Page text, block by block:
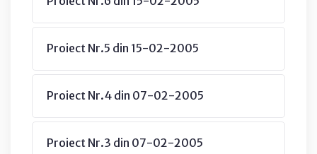
Proiect Nr.5 din 15-02-2005
Proiect Nr.4 din 07-02-2005
Proiect Nr.3 din 07-02-2005